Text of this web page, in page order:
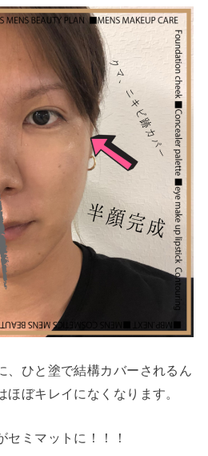
、ひと塗で結構カバーされるん
ぼキレイになくなります。
セミマットに！！！